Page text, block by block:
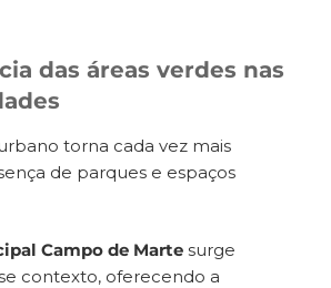
das áreas verdes nas
torna cada vez mais
de parques e espaços
Campo de Marte surge
contexto, oferecendo a